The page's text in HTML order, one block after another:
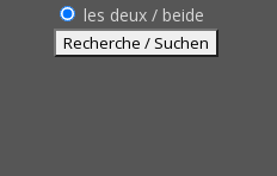
les deux / beide